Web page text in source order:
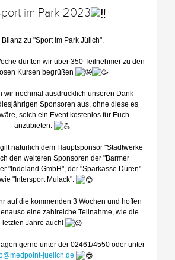
im Park 2023
Bilanz zu "Sport im Park Jülich".
durften wir über 350 Teilnehmer zu den
Kursen begrüßen
wir nochmal ausdrücklich unseren Dank
Sponsoren aus, ohne diese es
solch ein Event kostenlos für Euch
anzubieten.
natürlich dem Hauptsponsor "Stadtwerke
den weiteren Sponsoren der "Barmer
"Indeland GmbH", der "Sparkasse Düren"
"Intersport Mulack".
auf die kommenden 3 Wochen und hoffen
eine zahlreiche Teilnahme, wie die
letzten Jahre auch!
gerne unter der 02461/4550 oder unter
juelich.de